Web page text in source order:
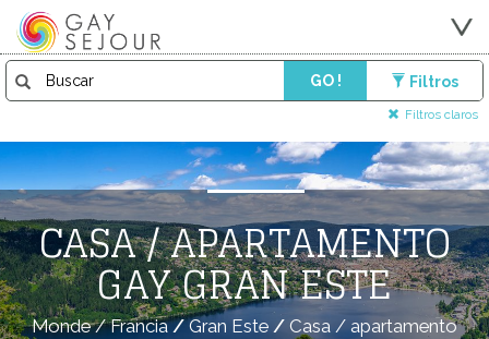
GO ! Filtros
Filtros claros
CASA / APARTAMENTO
GAY GRAN ESTE
Monde/Francia/Gran Este / Casa / apartamento